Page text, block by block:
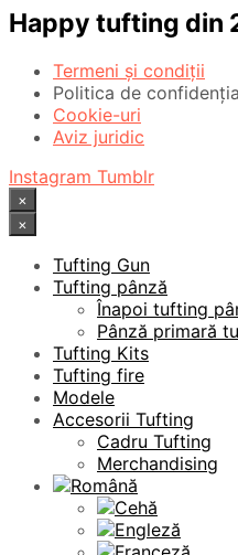
Happy tufting din
Termeni și condiții
Politica de
Cookie-uri
Aviz juridic
Instagram Tumblr
×
×
Tufting Gun
Tufting pânză
Înapoi tufting
Pânză primară
Tufting Kits
Tufting fire
Modele
Accesorii Tufting
Cadru Tufting
Merchandising